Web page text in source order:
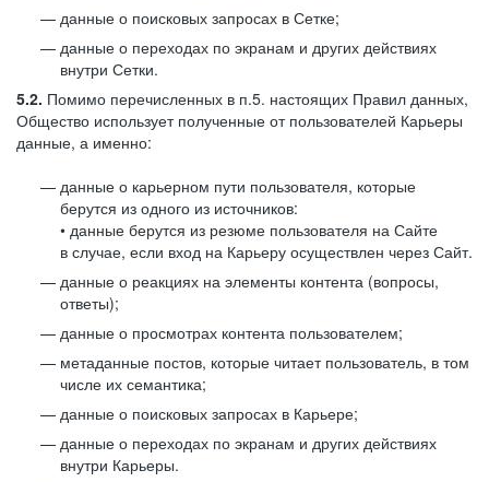
данные о поисковых запросах в Сетке;
данные о переходах по экранам и других действиях
внутри Сетки.
5.2. Помимо перечисленных в п.5. настоящих Правил данных,
Общество использует полученные от пользователей Карьеры
данные, а именно:
данные о карьерном пути пользователя, которые
берутся из одного из источников:
• данные берутся из резюме пользователя на Сайте
в случае, если вход на Карьеру осуществлен через Сайт.
данные о реакциях на элементы контента (вопросы,
ответы);
данные о просмотрах контента пользователем;
метаданные постов, которые читает пользователь, в том
числе их семантика;
данные о поисковых запросах в Карьере;
данные о переходах по экранам и других действиях
внутри Карьеры.